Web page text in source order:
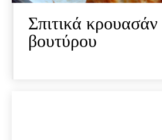
Σπιτικά κρουασάν
βουτύρου